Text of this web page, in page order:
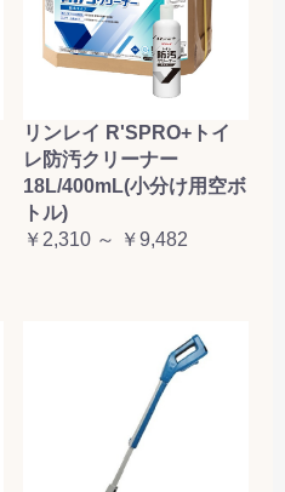
リンレイ R'SPRO+トイ
レ防汚クリーナー
18L/400mL(小分け用空ボ
トル)
￥2,310 ～ ￥9,482